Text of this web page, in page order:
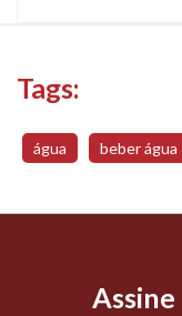
Tags:
água beber água